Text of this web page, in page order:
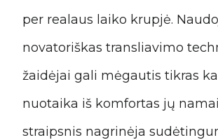
per realaus laiko krupjė.
novatoriškas transliavimo
žaidėjai gali mėgautis tikras
nuotaika iš komfortas jų
straipsnis nagrinėja